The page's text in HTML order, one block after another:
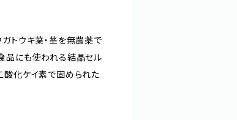
トウキ葉・茎を無農薬で
品にも使われる結晶セル
酸化ケイ素で固められた